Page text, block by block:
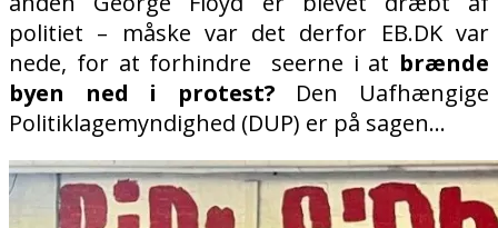
politiet – måske var det derfor EB.DK var
nede, for at forhindre
seerne i at brænde
byen ned i protest? Den Uafhængige
Politiklagemyndighed (DUP) er på sagen…